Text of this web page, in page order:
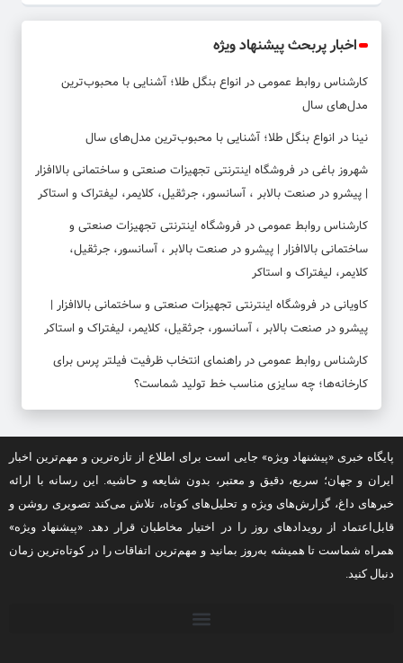
اخبار پربحث پیشنهاد ویژه
کارشناس روابط عمومیدر انواع بنگل طلا؛ آشنایی با محبوب‌ترین
مدل‌های سال
نینا در انواع بنگل طلا؛ آشنایی با محبوب‌ترین مدل‌های سال
شهروز باغیدر فروشگاه اینترنتی تجهیزات صنعتی و ساختمانی بالاافزار
| پیشرو در صنعت بالابر ، آسانسور، جرثقیل، کلایمر، لیفتراک و استاکر
کارشناس روابط عمومیدر فروشگاه اینترنتی تجهیزات صنعتی و
ساختمانی بالاافزار | پیشرو در صنعت بالابر ، آسانسور، جرثقیل،
کلایمر، لیفتراک و استاکر
کاویانیدر فروشگاه اینترنتی تجهیزات صنعتی و ساختمانی بالاافزار |
پیشرو در صنعت بالابر ، آسانسور، جرثقیل، کلایمر، لیفتراک و استاکر
کارشناس روابط عمومیدر راهنمای انتخاب ظرفیت فیلتر پرس برای
کارخانه‌ها؛ چه سایزی مناسب خط تولید شماست؟
پایگاه خبری «پیشنهاد ویژه» جایی است برای اطلاع از تازه‌ترین و مهم‌ترین اخبار
ایران و جهان؛ سریع، دقیق و معتبر، بدون شایعه و حاشیه. این رسانه با ارائه
خبرهای داغ، گزارش‌های ویژه و تحلیل‌های کوتاه، تلاش می‌کند تصویری روشن و
قابل‌اعتماد از رویدادهای روز را در اختیار مخاطبان قرار دهد. «پیشنهاد ویژه»
همراه شماست تا همیشه به‌روز بمانید و مهم‌ترین اتفاقات را در کوتاه‌ترین زمان
دنبال کنید.